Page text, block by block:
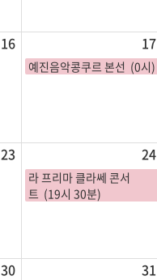
16 17
예진음악콩쿠르 본선 (0시)
23 24
라 프리마 클라쎄 콘서
트 (19시 30분)
30 31